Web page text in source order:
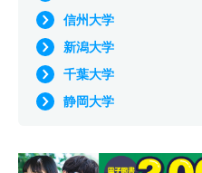
信州大学
新潟大学
千葉大学
静岡大学